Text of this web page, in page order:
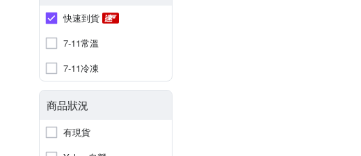
快速到貨
7-11常溫
7-11冷凍
商品狀況
有現貨